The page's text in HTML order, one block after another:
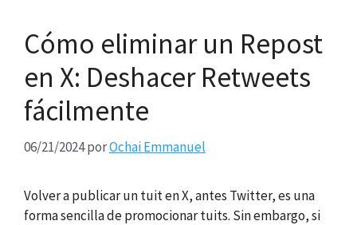
Cómo eliminar un Repost
en X: Deshacer Retweets
fácilmente
06/21/2024porOchai Emmanuel
Volver a publicar un tuit en X, antes Twitter, es una
forma sencilla de promocionar tuits. Sin embargo, si